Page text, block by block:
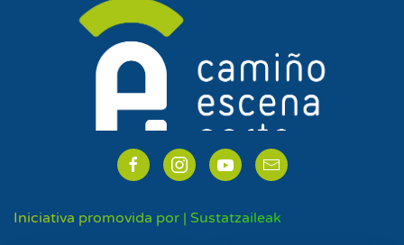
Iniciativa promovida por | Sustatzaileak